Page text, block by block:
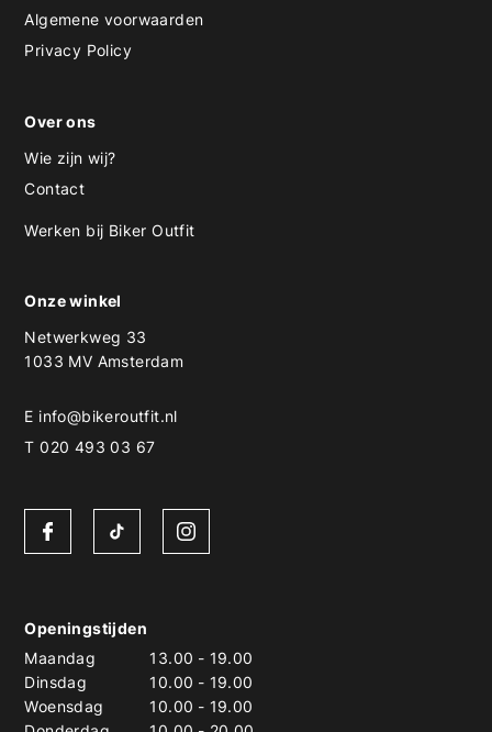
Algemene voorwaarden
Privacy Policy
Over ons
Wie zijn wij?
Contact
Werken bij Biker Outfit
Onze winkel
Netwerkweg 33
1033 MV Amsterdam
E info@bikeroutfit.nl
T 020 493 03 67
Openingstijden
Maandag
13.00 - 19.00
Dinsdag
10.00 - 19.00
Woensdag
10.00 - 19.00